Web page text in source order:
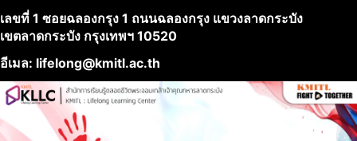
เลขที่ 1 ซอยฉลองกรุง 1 ถนนฉลองกรุง แขวงลาดกระบัง
เขตลาดกระบัง กรุงเทพฯ 10520
อีเมล: lifelong@kmitl.ac.th